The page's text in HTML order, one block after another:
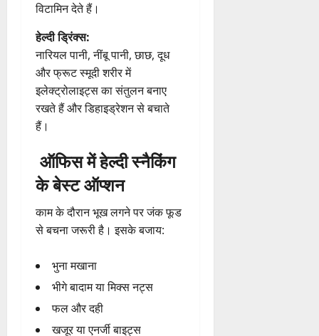
विटामिन देते हैं।
हेल्दी ड्रिंक्स:
नारियल पानी, नींबू पानी, छाछ, दूध
और फ्रूट स्मूदी शरीर में
इलेक्ट्रोलाइट्स का संतुलन बनाए
रखते हैं और डिहाइड्रेशन से बचाते
हैं।
ऑफिस में हेल्दी स्नैकिंग
के बेस्ट ऑप्शन
काम के दौरान भूख लगने पर जंक फूड
से बचना जरूरी है। इसके बजाय:
भुना मखाना
भीगे बादाम या मिक्स नट्स
फल और दही
खजूर या एनर्जी बाइट्स